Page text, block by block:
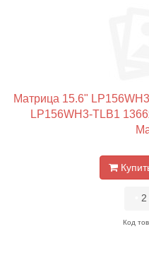
Матрица 15.6"
LP156WH3-TLB1
2
Код